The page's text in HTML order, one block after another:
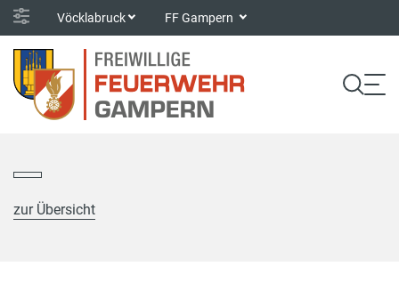
Vöcklabruck FF Gampern
zur Übersicht